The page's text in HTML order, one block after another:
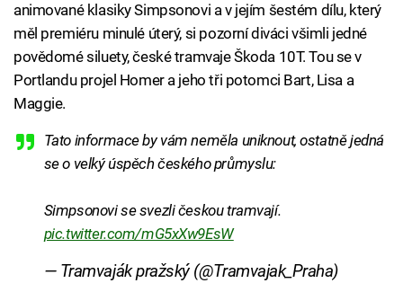
animované klasiky Simpsonovi a v jejím šestém dílu, který
měl premiéru minulé úterý, si pozorní diváci všimli jedné
povědomé siluety, české tramvaje Škoda 10T. Tou se v
Portlandu projel Homer a jeho tři potomci Bart, Lisa a
Maggie.
Tato informace by vám neměla uniknout, ostatně jedná
se o velký úspěch českého průmyslu:
Simpsonovi se svezli českou tramvají.
pic.twitter.com/mG5xXw9EsW
— Tramvaják pražský (@Tramvajak_Praha)